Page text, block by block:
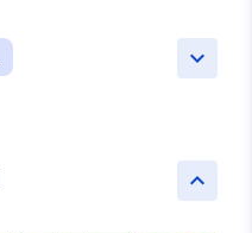
keyboard_arrow_down
keyboard_arrow_up